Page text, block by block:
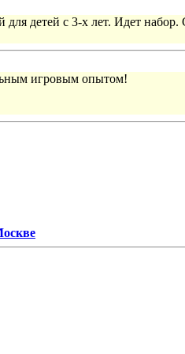
для детей с 3-х лет. Идет
игровым опытом!